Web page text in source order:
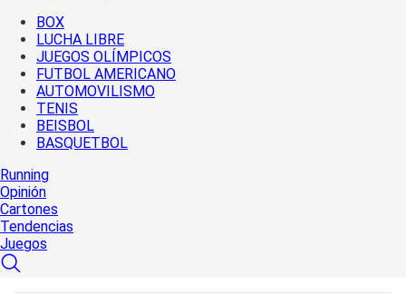
BOX
LUCHA LIBRE
JUEGOS OLÍMPICOS
FUTBOL AMERICANO
AUTOMOVILISMO
TENIS
BEISBOL
BASQUETBOL
Running
Opinión
Cartones
Tendencias
Juegos